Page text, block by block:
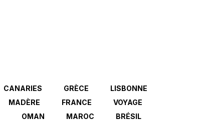
CANARIES GRÈCE
LISBONNE
MADÈRE FRANCE
VOYAGE
OMAN MAROC
BRÉSIL